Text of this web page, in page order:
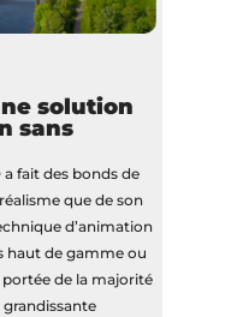
solution
sans
a fait des bonds de
que de son
d’animation
haut de gamme ou
de la majorité